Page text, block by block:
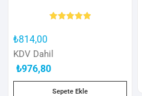
₺814,00
KDV Dahil
₺976,80
Sepete Ekle